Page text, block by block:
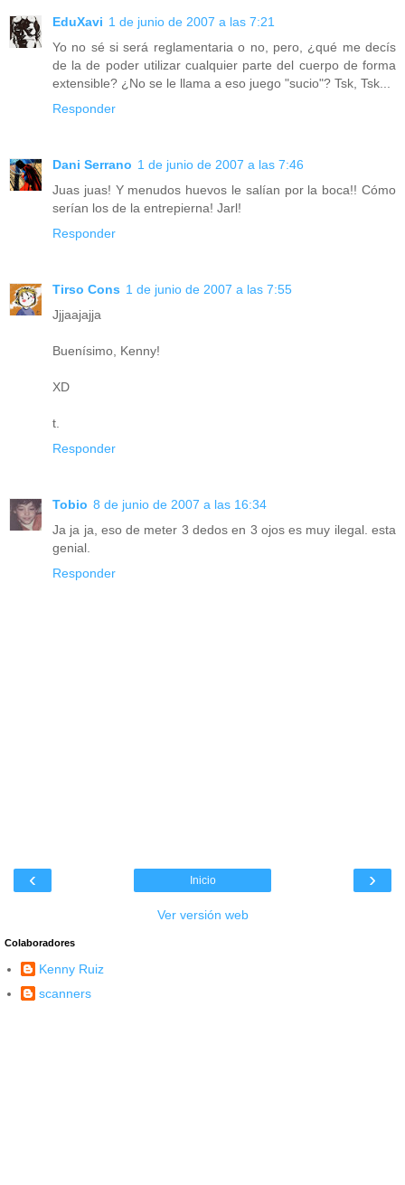
EduXavi 1 de junio de 2007 a las 7:21
Yo no sé si será reglamentaria o no, pero, ¿qué me decís
de la de poder utilizar cualquier parte del cuerpo de forma
extensible? ¿No se le llama a eso juego "sucio"? Tsk, Tsk...
Responder
Dani Serrano 1 de junio de 2007 a las 7:46
Juas juas! Y menudos huevos le salían por la boca!! Cómo
serían los de la entrepierna! Jarl!
Responder
Tirso Cons 1 de junio de 2007 a las 7:55
Jjjaajajja
Buenísimo, Kenny!
XD
t.
Responder
Tobio 8 de junio de 2007 a las 16:34
Ja ja ja, eso de meter 3 dedos en 3 ojos es muy ilegal. esta
genial.
Responder
‹ ›
Inicio
Ver versión web
Colaboradores
Kenny Ruiz
scanners